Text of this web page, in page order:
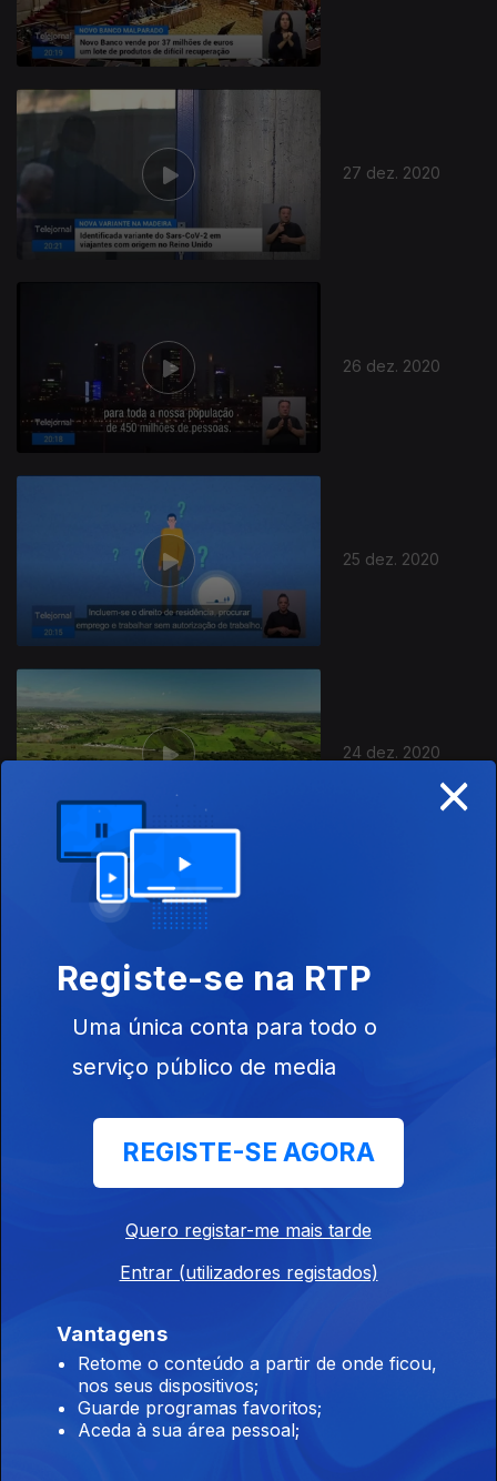
27 dez. 2020
26 dez. 2020
25 dez. 2020
24 dez. 2020
22 dez. 2020
×
Registe-se na RTP
Uma única conta para todo o
serviço público de media
REGISTE-SE AGORA
Quero registar-me mais tarde
Entrar (utilizadores registados)
Vantagens
Retome o conteúdo a partir de onde ficou,
nos seus dispositivos;
Guarde programas favoritos;
Aceda à sua área pessoal;